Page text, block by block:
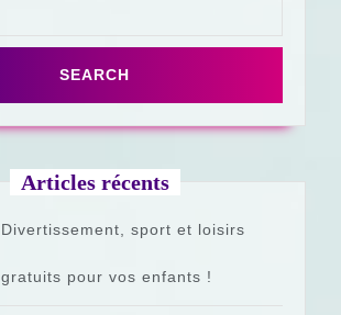
Articles récents
Divertissement, sport et loisirs
gratuits pour vos enfants !